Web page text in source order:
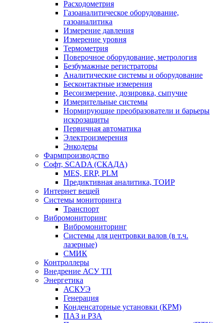
Расходометрия
Газоаналитическое оборудование,
газоаналитика
Измерение давления
Измерение уровня
Термометрия
Поверочное оборудование, метрология
Безбумажные регистраторы
Аналитические системы и оборудование
Бесконтактные измерения
Весоизмерение, дозировка, сыпучие
Измерительные системы
Нормирующие преобразователи и барьеры
искрозащиты
Первичная автоматика
Электроизмерения
Энкодеры
Фармпроизводство
Софт, SCADA (СКАДА)
MES, ERP, PLM
Предиктивная аналитика, ТОИР
Интернет вещей
Системы мониторинга
Транспорт
Вибромониторинг
Вибромониторинг
Системы для центровки валов (в т.ч.
лазерные)
СМИК
Контроллеры
Внедрение АСУ ТП
Энергетика
АСКУЭ
Генерация
Конденсаторные установки (КРМ)
ПАЗ и РЗА